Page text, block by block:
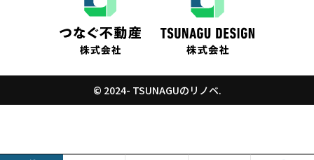
© 2024- TSUNAGUのリノベ.